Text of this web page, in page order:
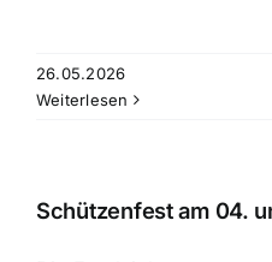
26.05.2026
Weiterlesen
Schützenfest am 04.